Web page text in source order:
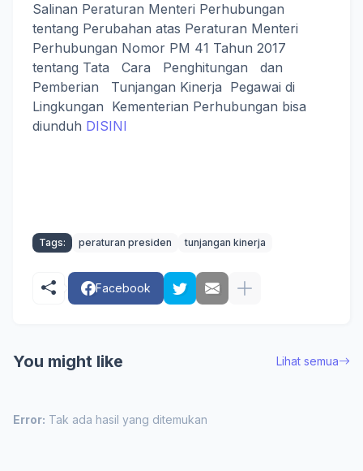
Salinan Peraturan Menteri Perhubungan
tentang Perubahan atas Peraturan Menteri
Perhubungan Nomor PM 41 Tahun 2017
tentang Tata Cara Penghitungan dan
Pemberian Tunjangan Kinerja Pegawai di
Lingkungan Kementerian Perhubungan bisa
diunduh DISINI
Tags: peraturan presiden tunjangan kinerja
Facebook
You might like Lihat semua
Error: Tak ada hasil yang ditemukan